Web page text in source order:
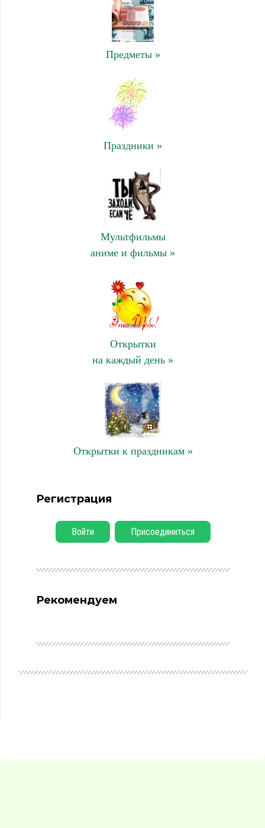
Предметы »
Праздники »
Мультфильмы
аниме и фильмы »
Открытки
на каждый день »
Открытки к праздникам »
Регистрация
Войти Присоединиться
Рекомендуем